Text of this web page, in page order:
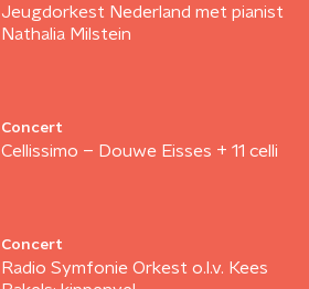
Jeugdorkest Nederland met pianist
Nathalia Milstein
Concert
Cellissimo – Douwe Eisses + 11 celli
Concert
Radio Symfonie Orkest o.l.v. Kees